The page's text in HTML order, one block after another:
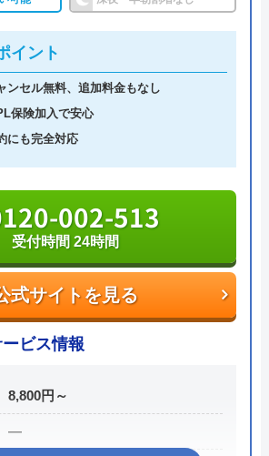
か月前
応して頂けて助かりました。ト
分もその都度言って下さって助
995-414
受付時間 24時間
基本情報
田中恵一
平成22年10月28日設立
〒812-0892
福岡県 福岡県福岡市博多区東那珂2-
イント
ンセル無料、追加料金もなし
保険加入で安心
にも完全対応
式サイトを見る
002-513
受付時間 24時間
ビス情報
8,800円～
―